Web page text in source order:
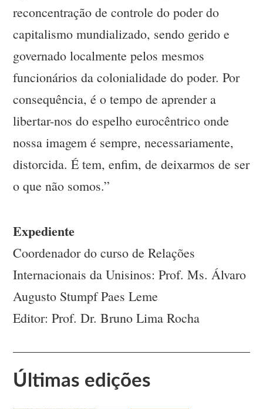
reconcentração de controle do poder do
capitalismo mundializado, sendo gerido e
governado localmente pelos mesmos
funcionários da colonialidade do poder. Por
consequência, é o tempo de aprender a
libertar-nos do espelho eurocêntrico onde
nossa imagem é sempre, necessariamente,
distorcida. É tem, enfim, de deixarmos de ser
o que não somos.”
Expediente
Coordenador do curso de Relações
Internacionais da Unisinos: Prof. Ms. Álvaro
Augusto Stumpf Paes Leme
Editor: Prof. Dr. Bruno Lima Rocha
Últimas edições